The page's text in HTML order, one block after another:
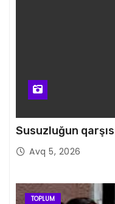
Susuzluğun
Avq 5, 2026
TOPLUM